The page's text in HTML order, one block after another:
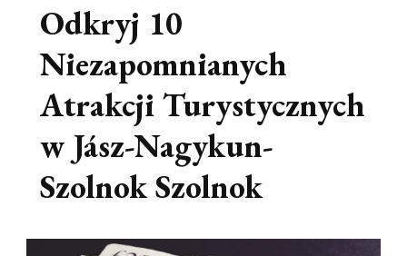
Odkryj 10
Niezapomnianych
Atrakcji Turystycznych
w Jász-Nagykun-
Szolnok Szolnok